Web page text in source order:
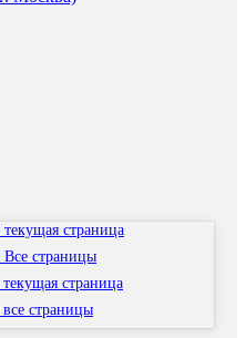
страница
Все страницы
страница
страницы